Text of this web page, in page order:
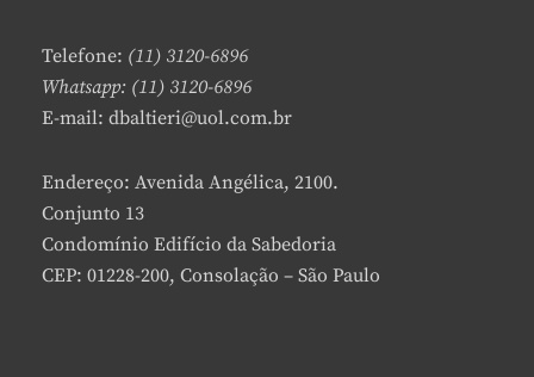
Telefone: (11) 3120-6896
Whatsapp: (11) 3120-6896
E-mail: dbaltieri@uol.com.br
Endereço: Avenida Angélica, 2100.
Conjunto 13
Condomínio Edifício da Sabedoria
CEP: 01228-200, Consolação – São Paulo